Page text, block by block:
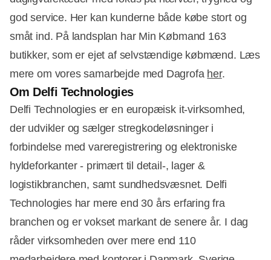
god service. Her kan kunderne både købe stort og
småt ind. På landsplan har Min Købmand 163
butikker, som er ejet af selvstændige købmænd. Læs
mere om vores samarbejde med Dagrofa her.
Om Delfi Technologies
Delfi Technologies er en europæisk it-virksomhed,
der udvikler og sælger stregkodeløsninger i
forbindelse med vareregistrering og elektroniske
hyldeforkanter - primært til detail-, lager &
logistikbranchen, samt sundhedsvæsnet. Delfi
Technologies har mere end 30 års erfaring fra
branchen og er vokset markant de senere år. I dag
råder virksomheden over mere end 110